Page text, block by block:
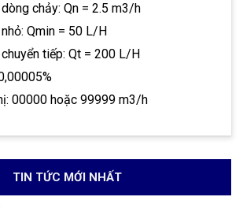
chảy: Qn = 2.5 m3/h
Qmin = 50 L/H
tiếp: Qt = 200 L/H
00000 hoặc 99999 m3/h
TIN TỨC MỚI NHẤT